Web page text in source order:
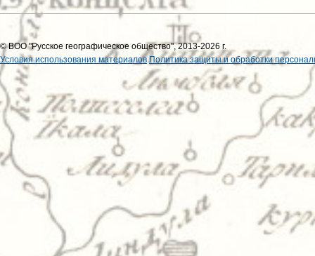
© ВОО "Русское географическое общество", 2013-2026 г.
Условия использования материалов Политика защиты и обработки